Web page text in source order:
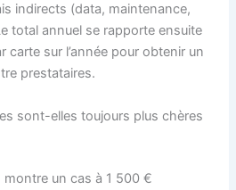
indirects (data, maintenance,
total annuel se rapporte ensuite
carte sur l’année pour obtenir un
prestataires.
sont-elles toujours plus chères
un cas à 1 500 €